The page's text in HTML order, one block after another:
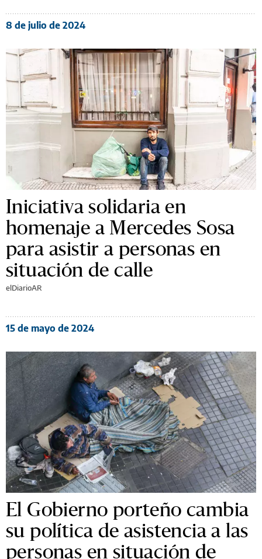
8 de julio de 2024
Iniciativa solidaria en
homenaje a Mercedes Sosa
para asistir a personas en
situación de calle
elDiarioAR
15 de mayo de 2024
El Gobierno porteño cambia
su política de asistencia a las
personas en situación de